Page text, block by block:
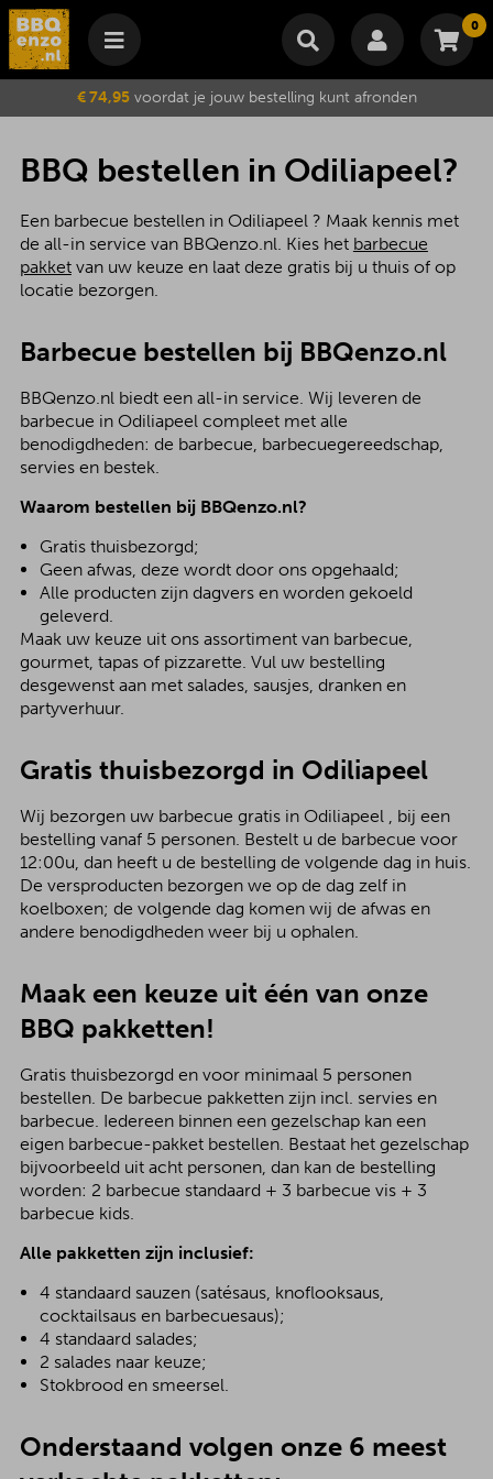
0
Winkelmand
Je winkelwagen is momenteel leeg.
Subtotaal €
Wijzig winkelmand Bestellen
€ 74,95voordat je jouw bestelling kunt afronden
BBQ bestellen in Odiliapeel?
Een barbecue bestellen in Odiliapeel ? Maak kennis met
de all-in service van BBQenzo.nl. Kies het barbecue
pakketvan uw keuze en laat deze gratis bij u thuis of op
locatie bezorgen.
Barbecue bestellen bij BBQenzo.nl
BBQenzo.nl biedt een all-in service. Wij leveren de
barbecue in Odiliapeel compleet met alle
benodigdheden: de barbecue, barbecuegereedschap,
servies en bestek.
Waarom bestellen bij BBQenzo.nl?
Gratis thuisbezorgd;
Geen afwas, deze wordt door ons opgehaald;
Alle producten zijn dagvers en worden gekoeld
geleverd.
Maak uw keuze uit ons assortiment van barbecue,
gourmet, tapas of pizzarette. Vul uw bestelling
desgewenst aan met salades, sausjes, dranken en
partyverhuur.
Gratis thuisbezorgd in Odiliapeel
Wij bezorgen uw barbecue gratis in Odiliapeel , bij een
bestelling vanaf 5 personen. Bestelt u de barbecue voor
12:00u, dan heeft u de bestelling de volgende dag in huis.
De versproducten bezorgen we op de dag zelf in
koelboxen; de volgende dag komen wij de afwas en
andere benodigdheden weer bij u ophalen.
Maak een keuze uit één van onze
BBQ pakketten!
Gratis thuisbezorgd en voor minimaal 5 personen
bestellen. De barbecue pakketten zijn incl. servies en
barbecue. Iedereen binnen een gezelschap kan een
eigen barbecue-pakket bestellen. Bestaat het gezelschap
bijvoorbeeld uit acht personen, dan kan de bestelling
worden: 2 barbecue standaard + 3 barbecue vis + 3
barbecue kids.
Alle pakketten zijn inclusief:
4 standaard sauzen (satésaus, knoflooksaus,
cocktailsaus en barbecuesaus);
4 standaard salades;
2 salades naar keuze;
Stokbrood en smeersel.
Onderstaand volgen onze 6 meest